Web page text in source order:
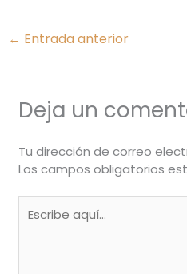
← Entrada anterior
Deja un
Tu dirección de correo
Los campos obligatorios
aquí...